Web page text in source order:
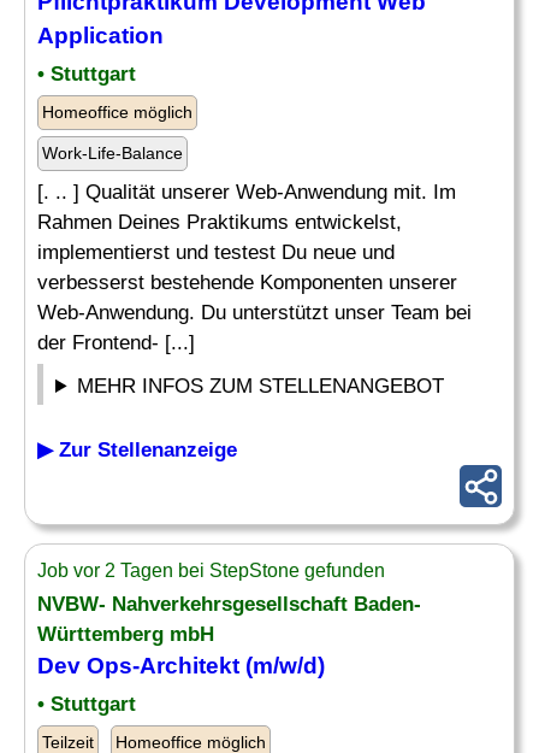
Application
• Stuttgart
Homeoffice möglich
Work-Life-Balance
[. .. ] Qualität unserer Web-Anwendung mit. Im
Rahmen Deines Praktikums entwickelst,
implementierst und testest Du neue und
verbesserst bestehende Komponenten unserer
Web-Anwendung. Du unterstützt unser Team bei
der Frontend- [...]
MEHR INFOS ZUM STELLENANGEBOT
▶ Zur Stellenanzeige
Job vor 2 Tagen bei StepStone gefunden
NVBW- Nahverkehrsgesellschaft Baden-
Württemberg mbH
Dev Ops-Architekt (m/w/d)
• Stuttgart
Teilzeit Homeoffice möglich